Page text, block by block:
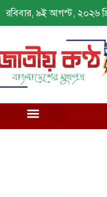
রবিবার, ৯ই আগস্ট, ২০২৬